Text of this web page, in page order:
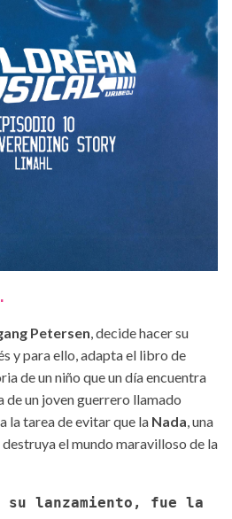
Petersen , decide hacer su
y para ello, adapta el libro de
de un niño que un día encuentra
de un joven guerrero llamado
la tarea de evitar que la Nada , una
el mundo maravilloso de la
su lanzamiento, fue la